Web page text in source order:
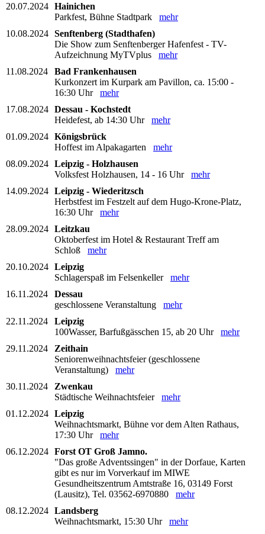
20.07.2024 Hainichen
Parkfest, Bühne Stadtpark mehr
10.08.2024 Senftenberg (Stadthafen)
Die Show zum Senftenberger Hafenfest - TV-
Aufzeichnung MyTVplus mehr
11.08.2024
Bad Frankenhausen
Kurkonzert im Kurpark am Pavillon, ca. 15:00 -
16:30 Uhr mehr
17.08.2024 Dessau - Kochstedt
Heidefest, ab 14:30 Uhr mehr
01.09.2024 Königsbrück
Hoffest im Alpakagarten mehr
08.09.2024 Leipzig - Holzhausen
Volksfest Holzhausen, 14 - 16 Uhr mehr
14.09.2024 Leipzig - Wiederitzsch
Herbstfest im Festzelt auf dem Hugo-Krone-Platz,
16:30 Uhr mehr
28.09.2024 Leitzkau
Oktoberfest im Hotel & Restaurant Treff am
Schloß mehr
20.10.2024 Leipzig
Schlagerspaß im Felsenkeller mehr
16.11.2024
Dessau
geschlossene Veranstaltung mehr
22.11.2024
Leipzig
100Wasser, Barfußgässchen 15, ab 20 Uhr mehr
29.11.2024
Zeithain
Seniorenweihnachtsfeier (geschlossene
Veranstaltung) mehr
30.11.2024
Zwenkau
Städtische Weihnachtsfeier mehr
01.12.2024 Leipzig
Weihnachtsmarkt, Bühne vor dem Alten Rathaus,
17:30 Uhr mehr
06.12.2024 Forst OT Groß Jamno.
"Das große Adventssingen" in der Dorfaue, Karten
gibt es nur im Vorverkauf im MIWE
Gesundheitszentrum Amtstraße 16, 03149 Forst
(Lausitz), Tel. 03562-6970880 mehr
08.12.2024 Landsberg
Weihnachtsmarkt, 15:30 Uhr mehr